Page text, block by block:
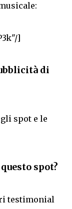
]
di
spot e le
spot?
testimonial